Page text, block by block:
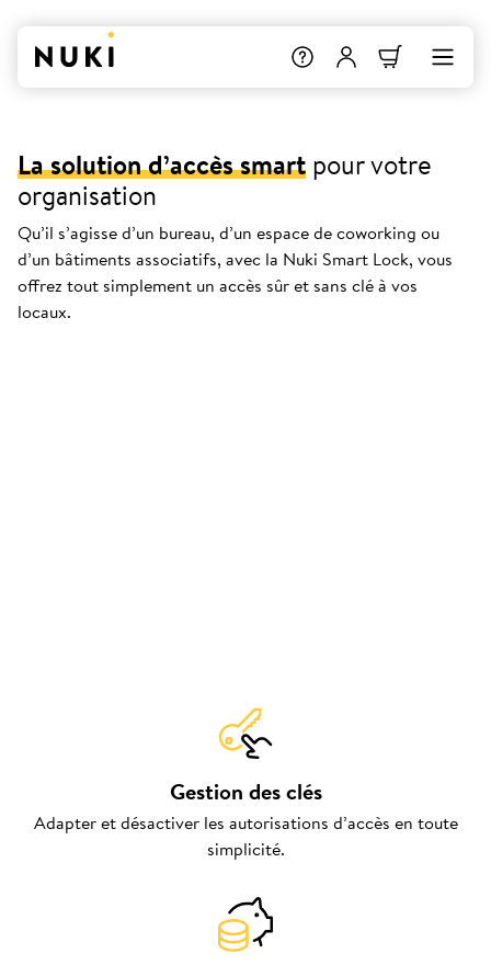
La solution d’accès smart pour votre
organisation
Qu’il s’agisse d’un bureau, d’un espace de coworking ou
d’un bâtiments associatifs, avec la Nuki Smart Lock, vous
offrez tout simplement un accès sûr et sans clé à vos
locaux.
Gestion des clés
Adapter et désactiver les autorisations d’accès en toute
simplicité.